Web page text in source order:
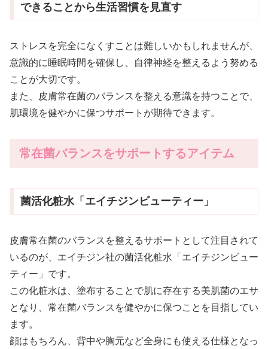
できることから生活習慣を見直す
ストレスを完全になくすことは難しいかもしれませんが、
意識的に睡眠時間を確保し、自律神経を整えるよう努める
ことが大切です。
また、皮膚常在菌のバランスを整える意識を持つことで、
肌環境を健やかに保つサポートが期待できます。
常在菌バランスをサポートするアイテム
菌活化粧水「エイチジンビューティー」
皮膚常在菌のバランスを整えるサポートとして注目されて
いるのが、エイチジン社の菌活化粧水「エイチジンビュー
ティー」です。
この化粧水は、塗布することで肌に存在する美肌菌のエサ
となり、常在菌バランスを健やかに保つことを目指してい
ます。
顔はもちろん、背中や胸元など全身にも使える仕様となっ